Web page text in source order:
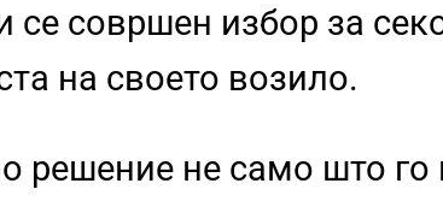
се совршен избор за
на своето возило.
решение не само што